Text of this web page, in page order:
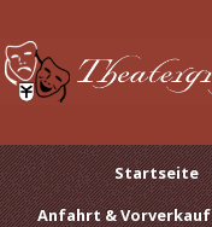
Startseite
Anfahrt & Vorverkauf